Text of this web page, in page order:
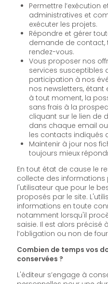
Permettre l’exécution
administratives et
exécuter les projets.
Répondre et gérer
demande de
rendez-vous.
Vous proposer nos
services susceptibles
participation à nos
nos newsletters,
à tout moment, la possibilité de vous opposer
sans frais à la
cliquant sur le lien de
dans chaque email
les contacts indiqués
Maintenir à jour nos
toujours mieux
En tout état de cause le
collecte des informations
l'utilisateur que pour le
proposés par le site.
informations en toute
notamment lorsqu'il
saisie. Il est alors précisé à l'utilisateur du site
l’obligation ou non de
Combien de temps vos
conservées ?
L'éditeur s’engage à